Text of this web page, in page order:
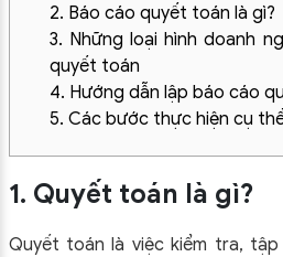
2. Báo cáo quyết toán là gì?
3. Những loại hình doanh
quyết toán
4. Hướng dẫn lập báo cáo
5. Các bước thực hiện cụ
1. Quyết toán là gì?
Quyết toán là việc kiểm tra,